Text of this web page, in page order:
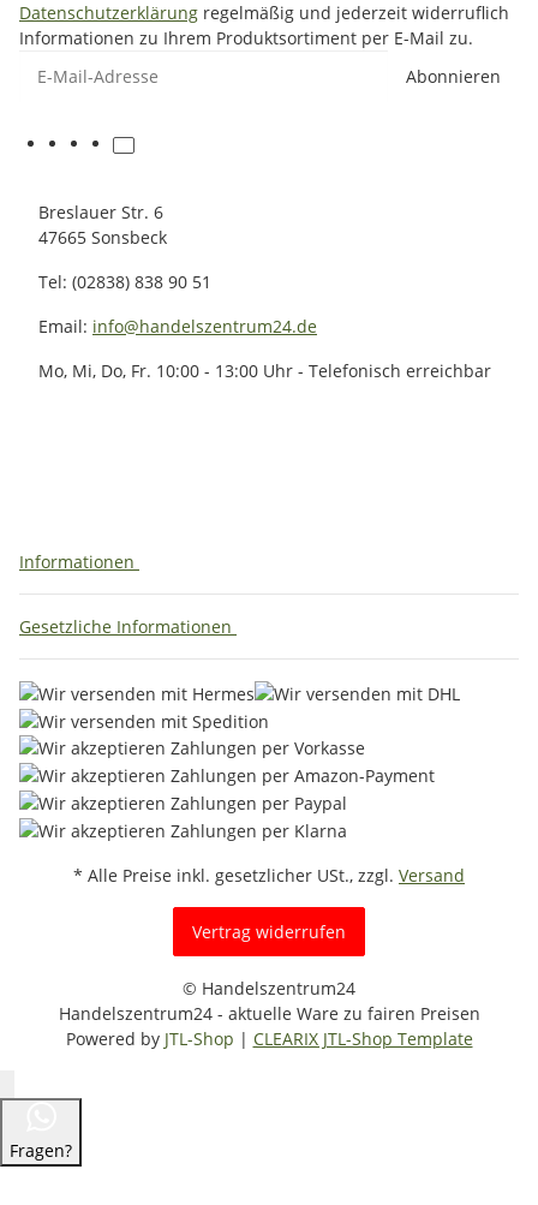
Datenschutzerklärung regelmäßig und jederzeit widerruflich
Informationen zu Ihrem Produktsortiment per E-Mail zu.
Abonnieren
Breslauer Str. 6
47665 Sonsbeck
Tel: (02838) 838 90 51
Email: info@handelszentrum24.de
Mo, Mi, Do, Fr. 10:00 - 13:00 Uhr - Telefonisch erreichbar
Informationen
Gesetzliche Informationen
* Alle Preise inkl. gesetzlicher USt., zzgl. Versand
Vertrag widerrufen
© Handelszentrum24
Handelszentrum24 - aktuelle Ware zu fairen Preisen
Powered by JTL-Shop | CLEARIX JTL-Shop Template
Fragen?